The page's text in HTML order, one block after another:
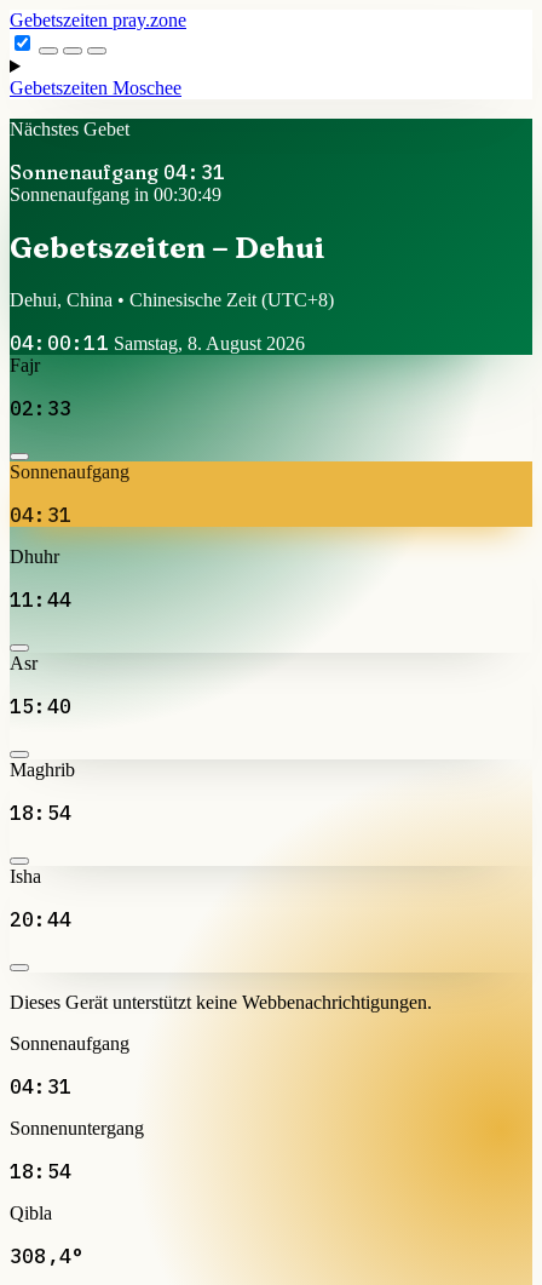
Gebetszeiten pray.zone
Gebetszeiten Moschee
Nächstes Gebet
Sonnenaufgang 04:31
Sonnenaufgang in 00:30:49
Gebetszeiten – Dehui
Dehui, China • Chinesische Zeit (UTC+8)
04:00:11 Samstag, 8. August 2026
Fajr
02:33
Sonnenaufgang
04:31
Dhuhr
11:44
Asr
15:40
Maghrib
18:54
Isha
20:44
Dieses Gerät unterstützt keine Webbenachrichtigungen.
Sonnenaufgang
04:31
Sonnenuntergang
18:54
Qibla
308,4°